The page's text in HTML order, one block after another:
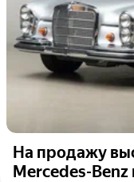
На продажу
Mercedes-Benz